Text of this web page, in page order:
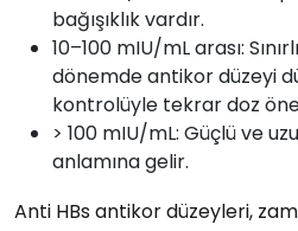
bağışıklıkvardır.
10–100 mIU/mL arası:
dönemdeantikor düzeyi
kontrolüyle tekrar doz
> 100 mIU/mL: Güçlü ve
anlamına gelir.
Anti HBs antikor düzeyleri,